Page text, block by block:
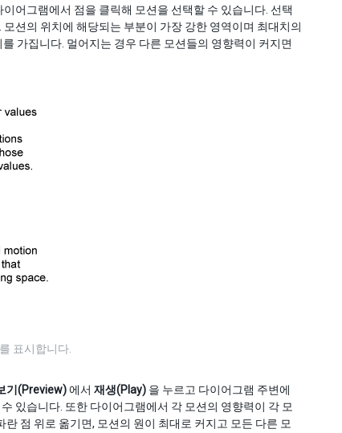
어그램에서 점을 클릭해 모션을 선택할 수 있습니다. 선택
션의 위치에 해당되는 부분이 가장 강한 영역이며 최대치의
가집니다. 멀어지는 경우 다른 모션들의 영향력이 커지면
표시합니다.
기(Preview)에서 재생(Play) 을 누르고 다이어그램 주변에
있습니다. 또한 다이어그램에서 각 모션의 영향력이 각 모
점 위로 옮기면, 모션의 원이 최대로 커지고 모든 다른 모